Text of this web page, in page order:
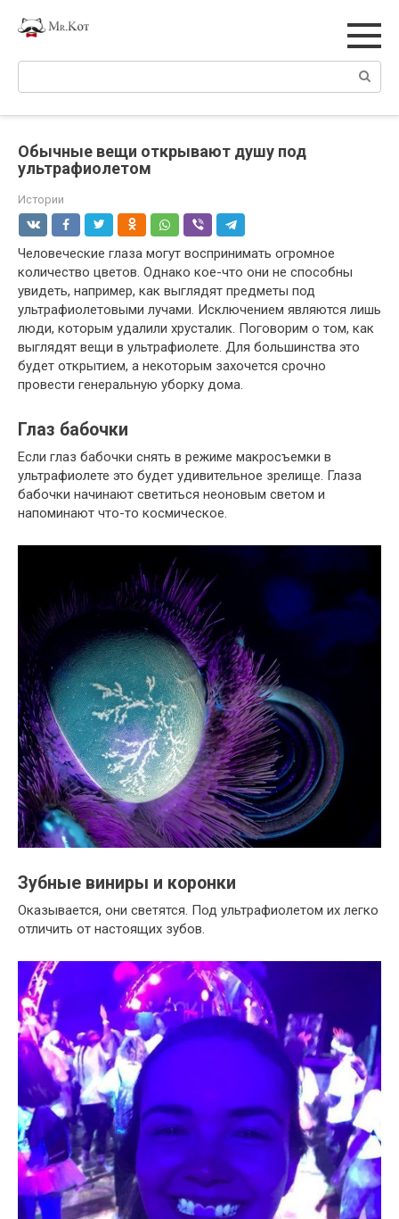
Поиск:
Обычные вещи открывают душу под
ультрафиолетом
Истории
Человеческие глаза могут воспринимать огромное
количество цветов. Однако кое-что они не способны
увидеть, например, как выглядят предметы под
ультрафиолетовыми лучами. Исключением являются лишь
люди, которым удалили хрусталик. Поговорим о том, как
выглядят вещи в ультрафиолете. Для большинства это
будет открытием, а некоторым захочется срочно
провести генеральную уборку дома.
Глаз бабочки
Если глаз бабочки снять в режиме макросъемки в
ультрафиолете это будет удивительное зрелище. Глаза
бабочки начинают светиться неоновым светом и
напоминают что-то космическое.
Зубные виниры и коронки
Оказывается, они светятся. Под ультрафиолетом их легко
отличить от настоящих зубов.